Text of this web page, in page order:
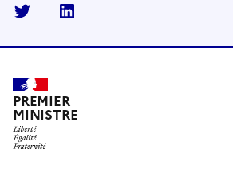
Twitter
PREMIER
MINISTRE